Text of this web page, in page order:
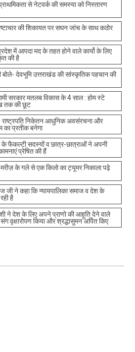
से नेटवर्क की समस्या को निस्तारण
की शिकायत पर सघन जांच के साथ कठोर
में आपदा मद के तहत होने वाले कार्यो के लिए
की है
बोले- देवभूमि उत्तराखंड की सांस्कृतिक पहचान की
सरकार मतलब विकास के 4 साल : होम स्टे
तक की छूट
राष्ट्रपति निकेतन आधुनिक अवसंरचना और
का प्रतीक बनेगा
के फैकल्टी सदस्यों व छात्र-छात्राओं ने अपनी
प्रेषित की हैं
के गले से एक किलो का ट्यूमर निकाला पढ़े
जी ने कहा कि न्यायपालिका समाज व देश के
है
ने देश के लिए अपने प्राणो की आहूति देने वाले
वृक्षारोपण किया और श्रद्धासुमन अर्पित किए